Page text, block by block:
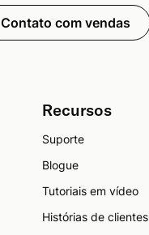
Contato com vendas
Recursos
Suporte
Blogue
Tutoriais em vídeo
Histórias de clientes